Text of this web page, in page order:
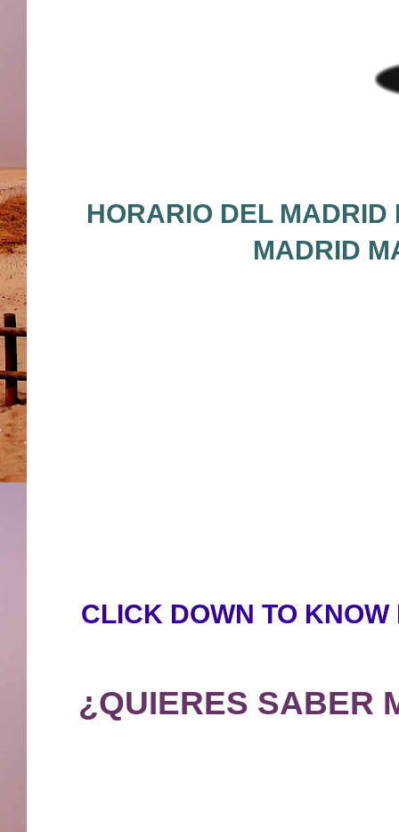
HORARIO DEL
MADRID
CLICK DOWN TO
¿QUIERES SABER